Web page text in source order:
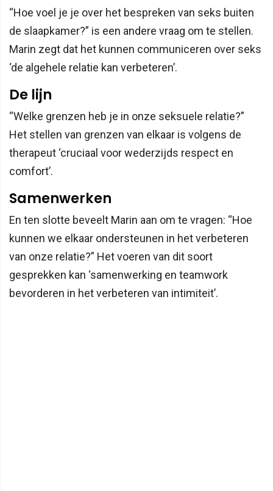
“Hoe voel je je over het bespreken van seks buiten
de slaapkamer?” is een andere vraag om te stellen.
Marin zegt dat het kunnen communiceren over seks
‘de algehele relatie kan verbeteren’.
De lijn
“Welke grenzen heb je in onze seksuele relatie?”
Het stellen van grenzen van elkaar is volgens de
therapeut ‘cruciaal voor wederzijds respect en
comfort’.
Samenwerken
En ten slotte beveelt Marin aan om te vragen: “Hoe
kunnen we elkaar ondersteunen in het verbeteren
van onze relatie?” Het voeren van dit soort
gesprekken kan ‘samenwerking en teamwork
bevorderen in het verbeteren van intimiteit’.